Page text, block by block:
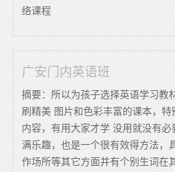
络课程
广安门内英语班
摘要：所以为孩子选择英语学习教
刷精美 图片和色彩丰富的课本，
内容，有用大家才学 没用就没有
满乐趣，也是一个很有效得方法，
作场所等其它方面并有个别生词在